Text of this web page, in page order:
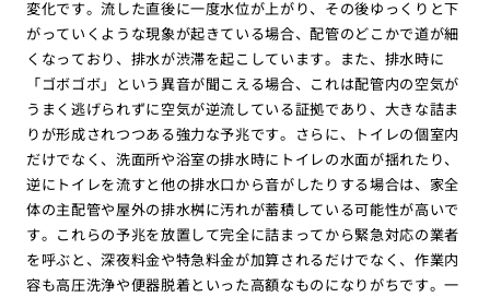
変化です。流した直後に一度水位が上がり、その後ゆっくりと下
がっていくような現象が起きている場合、配管のどこかで道が細
くなっており、排水が渋滞を起こしています。また、排水時に
「ゴボゴボ」という異音が聞こえる場合、これは配管内の空気が
うまく逃げられずに空気が逆流している証拠であり、大きな詰ま
りが形成されつつある強力な予兆です。さらに、トイレの個室内
だけでなく、洗面所や浴室の排水時にトイレの水面が揺れたり、
逆にトイレを流すと他の排水口から音がしたりする場合は、家全
体の主配管や屋外の排水桝に汚れが蓄積している可能性が高いで
す。これらの予兆を放置して完全に詰まってから緊急対応の業者
を呼ぶと、深夜料金や特急料金が加算されるだけでなく、作業内
容も高圧洗浄や便器脱着といった高額なものになりがちです。一